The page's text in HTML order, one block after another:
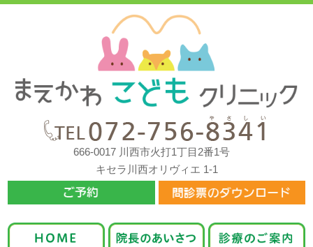
666-0017 川西市火打1丁目2番1号
キセラ川西オリヴィエ 1-1